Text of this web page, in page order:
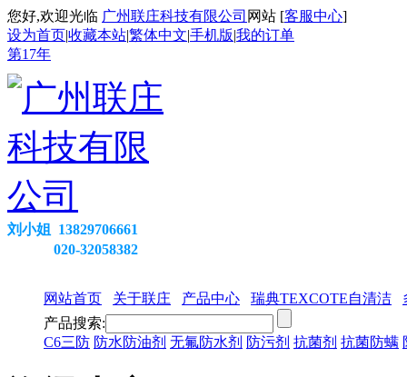
您好,欢迎光临 广州联庄科技有限公司 网站 [客服中心]
设为首页|收藏本站|繁体中文|手机版|我的订单
第17年
刘小姐 13829706661
020-32058382
网站首页 关于联庄 产品中心 瑞典TEXCOTE自清洁
产品搜索:
C6三防 防水防油剂 无氟防水剂 防污剂 抗菌剂 抗菌防螨